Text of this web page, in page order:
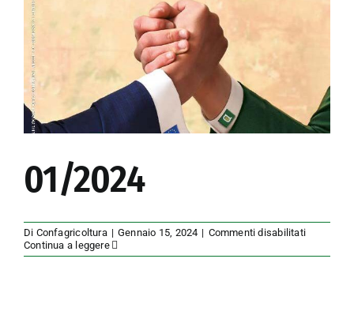
01/2024
Di Confagricoltura | Gennaio 15, 2024 | Commenti disabilitatisu
Continua a leggere